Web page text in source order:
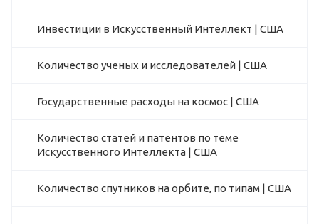
Инвестиции в Искусственный Интеллект | США
Количество ученых и исследователей | США
Государственные расходы на космос | США
Количество статей и патентов по теме
Искусственного Интеллекта | США
Количество спутников на орбите, по типам | США